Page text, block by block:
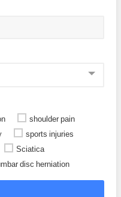
shoulder pain
sports injuries
Sciatica
disc herniation